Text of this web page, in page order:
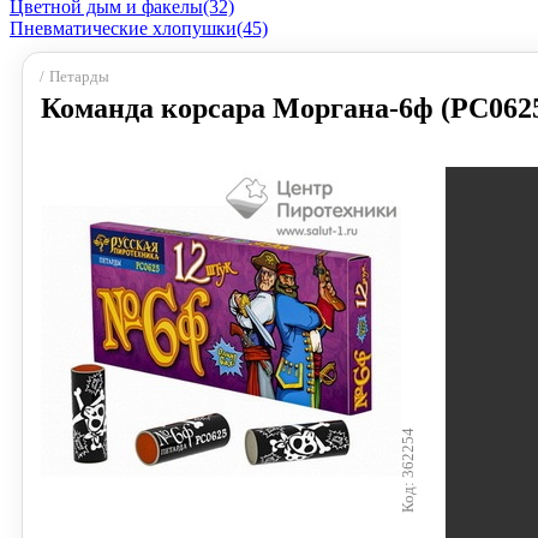
Цветной дым и факелы(32)
Пневматические хлопушки(45)
Петарды
Команда корсара Моргана-6ф
362254